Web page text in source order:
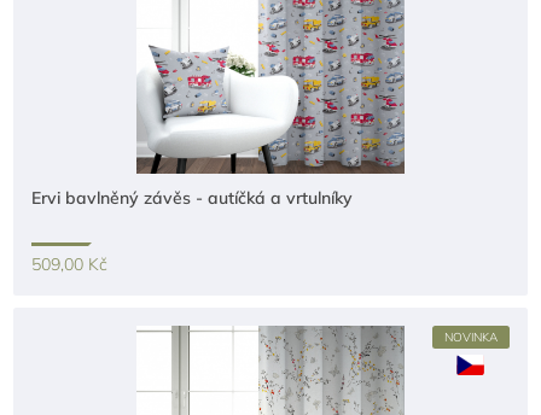
Ervi bavlněný závěs - autíčká a vrtulníky
509,00 Kč
NOVINKA